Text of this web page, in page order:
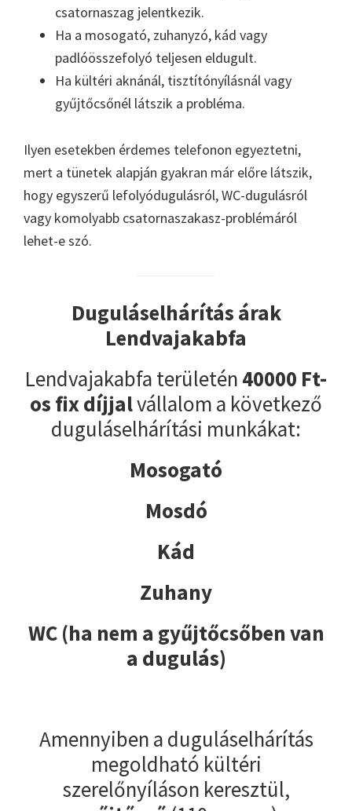
csatornaszag jelentkezik.
Ha a mosogató, zuhanyzó, kád vagy
padlóösszefolyó teljesen eldugult.
Ha kültéri aknánál, tisztítónyílásnál vagy
gyűjtőcsőnél látszik a probléma.
Ilyen esetekben érdemes telefonon egyeztetni,
mert a tünetek alapján gyakran már előre látszik,
hogy egyszerű lefolyódugulásról, WC-dugulásról
vagy komolyabb csatornaszakasz-problémáról
lehet-e szó.
Duguláselhárítás árak
Lendvajakabfa
Lendvajakabfa területén 40000 Ft-
os fix díjjalvállalom a következő
duguláselhárítási munkákat:
Mosogató
Mosdó
Kád
Zuhany
WC (ha nem a gyűjtőcsőben van
a dugulás)
Amennyiben a duguláselhárítás
megoldható kültéri
szerelőnyíláson keresztül,